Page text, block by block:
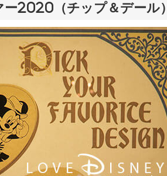
ー2020（チップ＆デール）